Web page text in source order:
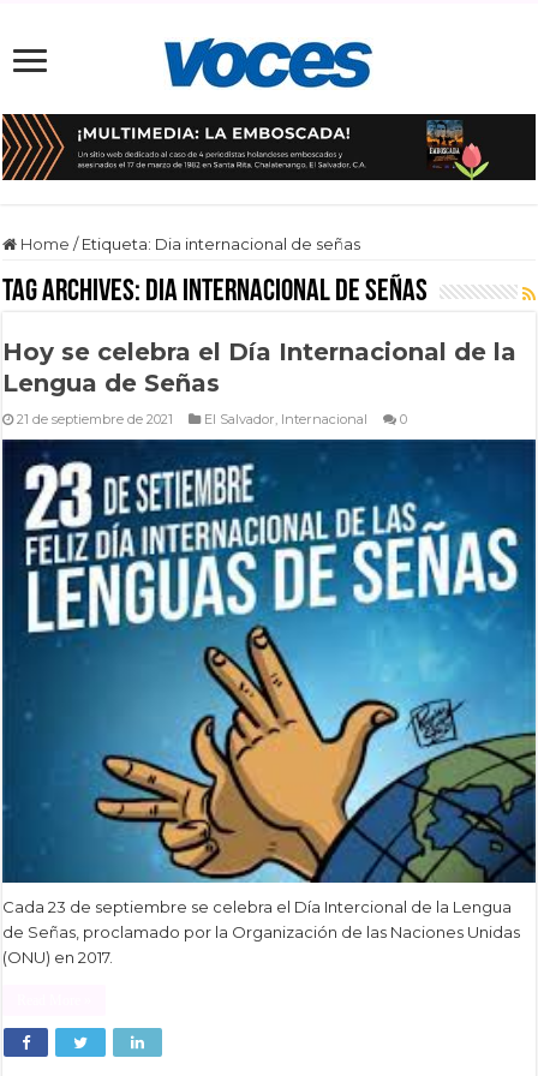
Home / Etiqueta: Dia internacional de señas
Tag Archives: Dia internacional de señas
Hoy se celebra el Día Internacional de la
Lengua de Señas
21 de septiembre de 2021 El Salvador, Internacional 0
Cada 23 de septiembre se celebra el Día Intercional de la Lengua
de Señas, proclamado por la Organización de las Naciones Unidas
(ONU) en 2017.